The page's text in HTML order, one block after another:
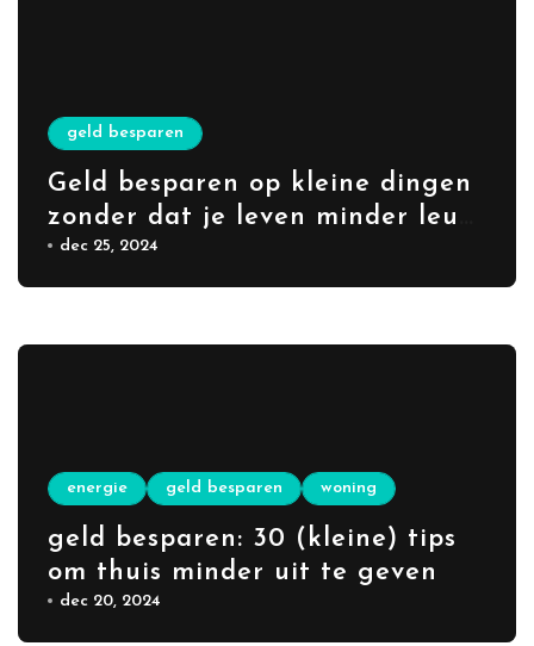
geld besparen
Geld besparen op kleine dingen
zonder dat je leven minder leuk
wordt
dec 25, 2024
energie geld besparen woning
geld besparen: 30 (kleine) tips
om thuis minder uit te geven
dec 20, 2024